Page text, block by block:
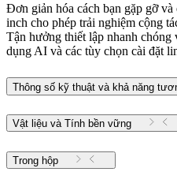
Đơn giản hóa cách bạn gặp gỡ
inch cho phép trải nghiệm cộng
Tận hưởng thiết lập nhanh chóng
dụng AI và các tùy chọn cài đặt
Thông số kỹ thuật và khả năng
Vật liệu và Tính bền vững
Trong hộp